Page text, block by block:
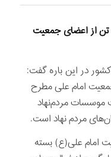
از اعضای جمعیت
در این باره گفت:
امام علی مطرح
موسسات مردم‌نهاد
مردم نهاد است.
امام علی(ع) بسته